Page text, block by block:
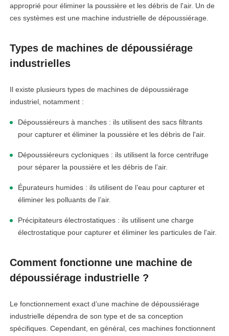
approprié pour éliminer la poussière et les débris de l'air. Un de
ces systèmes est une machine industrielle de dépoussiérage.
Types de machines de dépoussiérage
industrielles
Il existe plusieurs types de machines de dépoussiérage
industriel, notamment :
Dépoussiéreurs à manches : ils utilisent des sacs filtrants
pour capturer et éliminer la poussière et les débris de l'air.
Dépoussiéreurs cycloniques : ils utilisent la force centrifuge
pour séparer la poussière et les débris de l’air.
Épurateurs humides : ils utilisent de l’eau pour capturer et
éliminer les polluants de l’air.
Précipitateurs électrostatiques : ils utilisent une charge
électrostatique pour capturer et éliminer les particules de l'air.
Comment fonctionne une machine de
dépoussiérage industrielle ?
Le fonctionnement exact d’une machine de dépoussiérage
industrielle dépendra de son type et de sa conception
spécifiques. Cependant, en général, ces machines fonctionnent